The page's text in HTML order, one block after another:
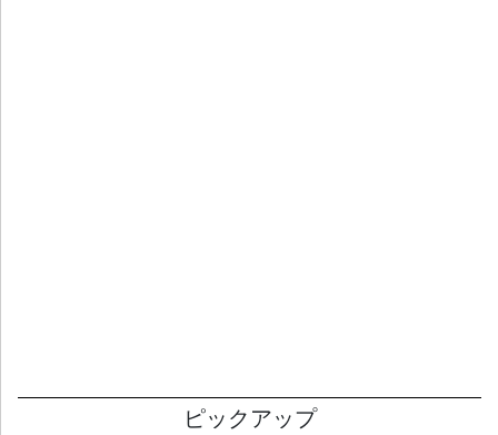
ピックアップ